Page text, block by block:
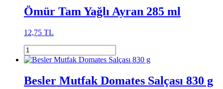
Ömür Tam Yağlı Ayran 285 ml
12,75 TL
Besler Mutfak Domates Salçası 830 g